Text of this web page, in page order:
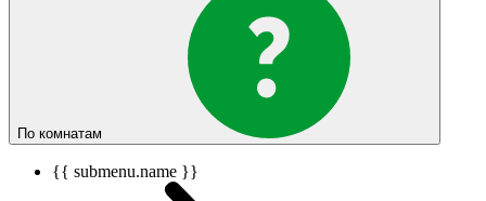
По комнатам
{{ submenu.name }}